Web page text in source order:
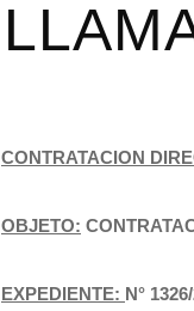
CONTRATACION
OBJETO:
EXPEDIENTE: N°